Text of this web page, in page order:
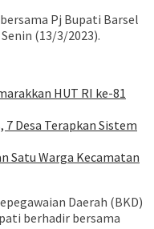
Pj Bupati Barsel
(13/3/2023).
HUT RI ke-81
Desa Terapkan Sistem
Satu Warga Kecamatan
Daerah (BKD)
berhadir bersama